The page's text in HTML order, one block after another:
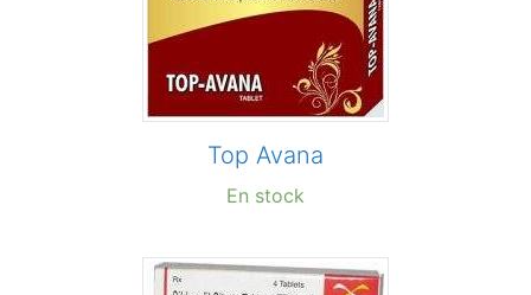
Top Avana
En stock